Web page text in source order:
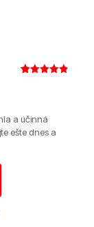
recenzií
a účinná
ešte dnes a